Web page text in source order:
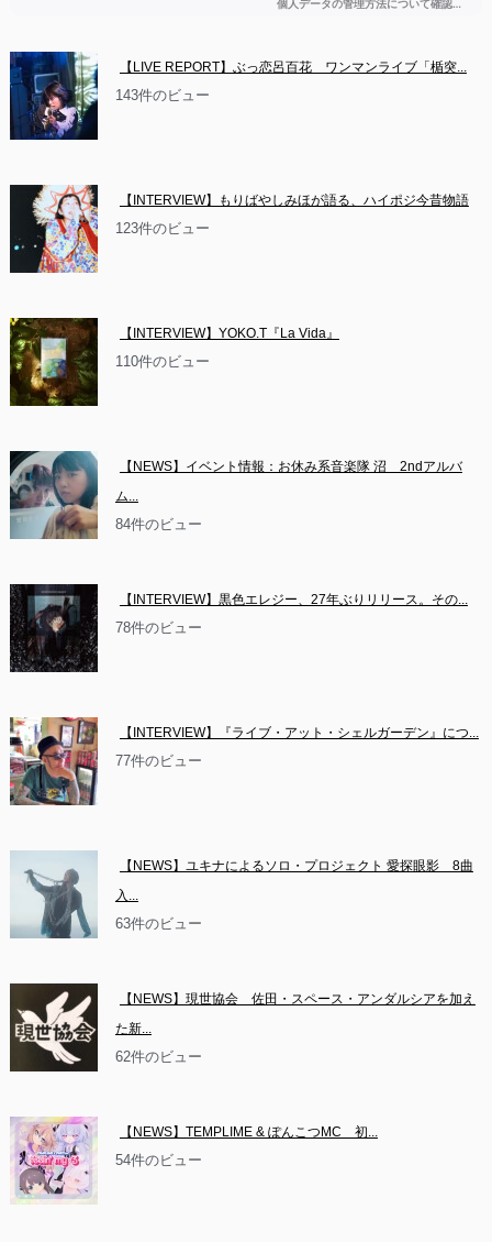
【LIVE REPORT】ぶっ恋呂百花　ワンマンライブ「楯突...
143件のビュー
【INTERVIEW】もりばやしみほが語る、ハイポジ今昔物語
123件のビュー
【INTERVIEW】YOKO.T『La Vida』
110件のビュー
【NEWS】イベント情報：お休み系音楽隊 沼　2ndアルバ
ム...
84件のビュー
【INTERVIEW】黒色エレジー、27年ぶりリリース。その...
78件のビュー
【INTERVIEW】『ライブ・アット・シェルガーデン』につ...
77件のビュー
【NEWS】ユキナによるソロ・プロジェクト 愛探眼影　8曲
入...
63件のビュー
【NEWS】現世協会　佐田・スペース・アンダルシアを加え
た新...
62件のビュー
【NEWS】TEMPLIME & ぽんこつMC　初...
54件のビュー